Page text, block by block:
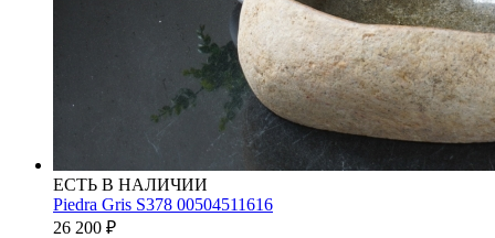
ЕСТЬ В НАЛИЧИИ
Piedra Gris S378 00504511616
26 200 ₽